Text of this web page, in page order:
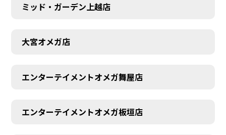
ミッド・ガーデン上越店
大宮オメガ店
エンターテイメントオメガ舞屋店
エンターテイメントオメガ板垣店